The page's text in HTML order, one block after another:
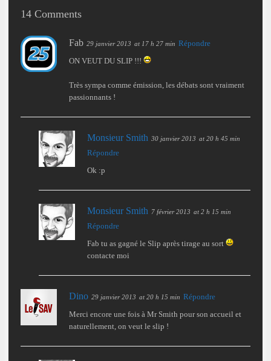
14 Comments
Fab 29 janvier 2013 at 17 h 27 min Répondre
ON VEUT DU SLIP !!!
Très sympa comme émission, les débats sont vraiment
passionnants !
Monsieur Smith 30 janvier 2013 at 20 h 45 min
Répondre
Ok :p
Monsieur Smith 7 février 2013 at 2 h 15 min
Répondre
Fab tu as gagné le Slip après tirage au sort
contacte moi
Dino 29 janvier 2013 at 20 h 15 min Répondre
Merci encore une fois à Mr Smith pour son accueil et
naturellement, on veut le slip !